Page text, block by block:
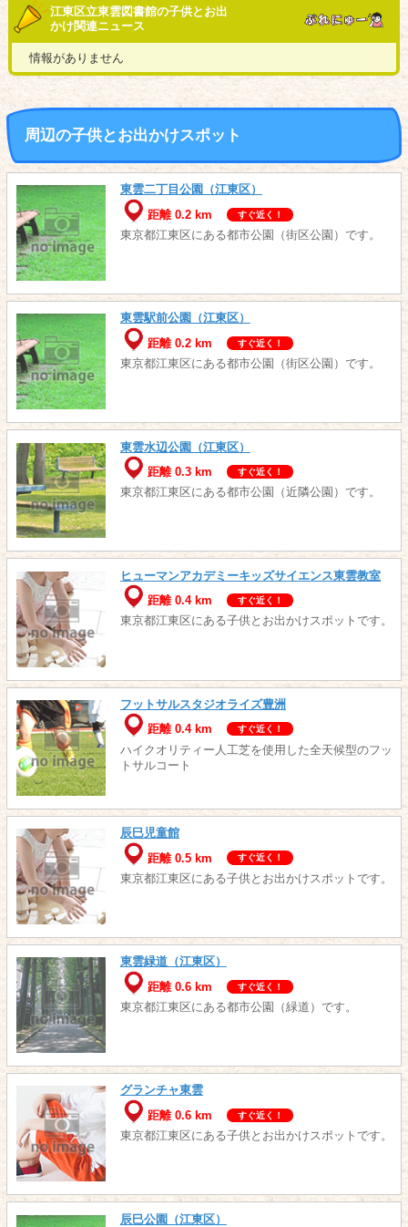
江東区立東雲図書館の子供とお出
かけ関連ニュース
情報がありません
周辺の子供とお出かけスポット
東雲二丁目公園（江東区）
距離 0.2 km
すぐ近く！
東京都江東区にある都市公園（街区公園）です。
東雲駅前公園（江東区）
距離 0.2 km
すぐ近く！
東京都江東区にある都市公園（街区公園）です。
東雲水辺公園（江東区）
距離 0.3 km
すぐ近く！
東京都江東区にある都市公園（近隣公園）です。
ヒューマンアカデミーキッズサイエンス東雲教室
距離 0.4 km
すぐ近く！
東京都江東区にある子供とお出かけスポットです。
フットサルスタジオライズ豊洲
距離 0.4 km
すぐ近く！
ハイクオリティー人工芝を使用した全天候型のフッ
トサルコート
辰巳児童館
距離 0.5 km
すぐ近く！
東京都江東区にある子供とお出かけスポットです。
東雲緑道（江東区）
距離 0.6 km
すぐ近く！
東京都江東区にある都市公園（緑道）です。
グランチャ東雲
距離 0.6 km
すぐ近く！
東京都江東区にある子供とお出かけスポットです。
辰巳公園（江東区）